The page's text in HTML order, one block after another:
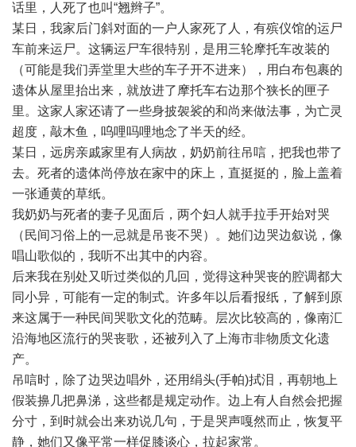
话里，人死了也叫“翘辫子”。
某日，我家后门斜对面的一户人家死了人，有殡仪馆的运尸
车前来运尸。这辆运尸车很特别，是用三轮摩托车改装的
（可能是我们弄堂里大些的车子开不进来），用白布包裹的
遗体从屋里抬出来，就放进了摩托车右边那个狭长的匣子
里。这家人家还请了一些身披袈裟的和尚来做法事，为亡灵
超度，敲木鱼，呜哩吗哩地念了半天的经。
某日，远房亲戚家里有人病故，奶奶前往吊唁，把我也带了
去。死者的遗体尚停放在家中的床上，直挺挺的，脸上盖着
一张通黄的草纸。
我奶奶与死者的妻子见面后，两个妇人就手拉手开始对哭
（民间习俗上的一忌就是吊丧不哭）。她们边哭边叙说，像
唱山歌似的，我听不出其中的内容。
后来我在别处又听过类似的几回，觉得这种哭丧的腔调都大
同小异，可能有一定的制式。许多年以后看报纸，了解到原
来这属于一种民间哭歌文化的范畴。层次比较高的，像南汇
沿海地区流行的哭丧歌，还被列入了上海市非物质文化遗
产。
吊唁时，除了边哭边唱外，还用绢头(手帕)拭泪，再朝地上
假装擤几把鼻涕，这些都是规定动作。边上有人自然会把握
分寸，到时就会出来劝说几句，于是哭声嘎然而止，恢复平
静，她们又像平常一样促膝谈心，拉起家常。